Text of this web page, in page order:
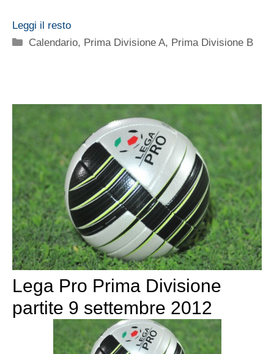
Leggi il resto
Categorie
Calendario, Prima Divisione A, Prima Divisione B
Lega Pro Prima Divisione
partite 9 settembre 2012